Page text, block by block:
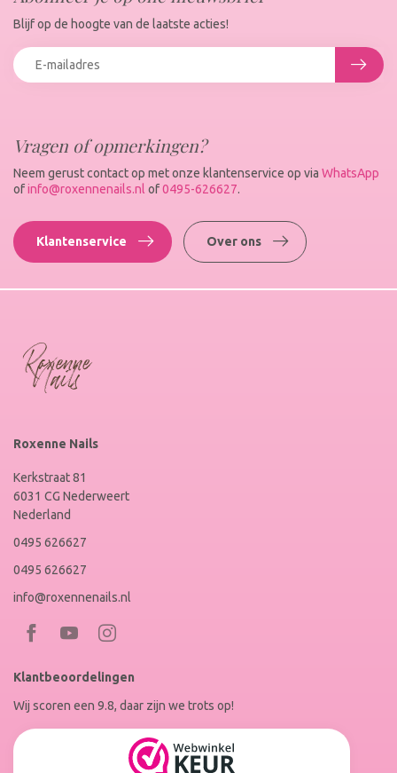
Vragen of opmerkingen?
Neem gerust contact op met onze klantenservice op via WhatsApp
ofinfo@roxennenails.nl of0495-626627.
Klantenservice Over ons
Blijf op de hoogte van de laatste acties!
Roxenne Nails
Kerkstraat 81
6031 CG Nederweert
Nederland
0495 626627
0495 626627
info@roxennenails.nl
Bezoek
Facebook
op
Instagram
Klantbeoordelingen
Wij scoren een 9.8, daar zijn we trots op!